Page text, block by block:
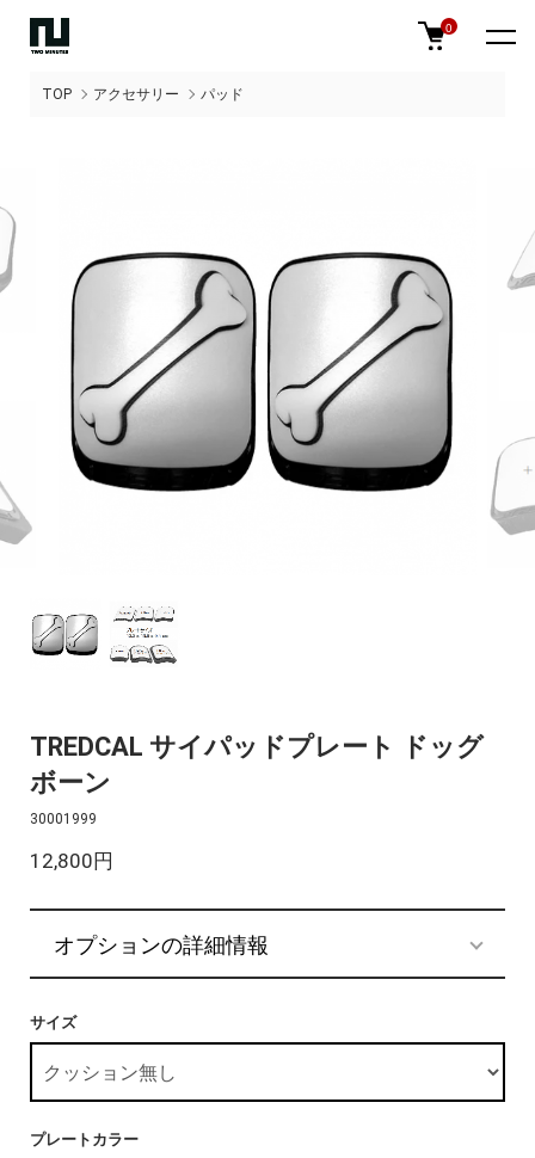
0
TOP アクセサリー パッド
TREDCAL サイパッドプレート ドッグ
ボーン
30001999
12,800円
オプションの詳細情報
サイズ
プレートカラー